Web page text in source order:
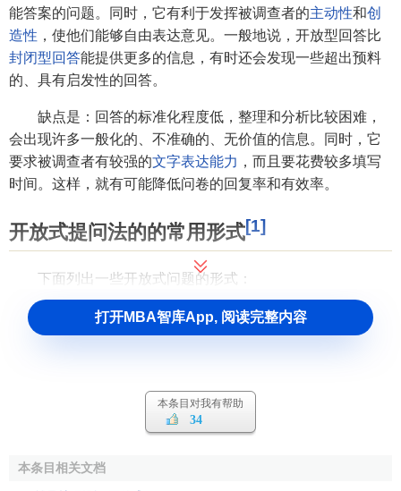
能答案的问题。同时，它有利于发挥被调查者的主动性和创
造性 ，使他们能够自由表达意见。一般地说，开放型回答比
封闭型回答能提供更多的信息，有时还会发现一些超出预料
的、具有启发性的回答。
缺点是：回答的标准化程度低，整理和分析比较困难，
会出现许多一般化的、不准确的、无价值的信息。同时，它
要求被调查者有较强的文字表达能力 ，而且要花费较多填写
时间。这样，就有可能降低问卷的回复率和有效率。
开放式提问法的的常用形式[1]
下面列出一些开放式问题的形式：
1．完全自由式。被调查者可以用几乎不受任何限制的方
法回答问题。例如，您对上海航空公司的服务有什么高见?
提出他脑海中涌现出的第一个词。例如，当您听到下列字眼
时，你脑海中涌现的第一个词是什么?
打开MBA智库App, 阅读完整内容
本条目对我有帮助
34
本条目相关文档